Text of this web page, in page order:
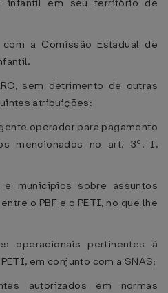
infantil em seu território de
a Comissão Estadual de
sem detrimento de outras
atribuições:
operador para pagamento
mencionados no art. 3º, I,
municípios sobre assuntos
o PBF e o PETI, no que lhe
operacionais pertinentes à
em conjunto com a SNAS;
autorizados em normas